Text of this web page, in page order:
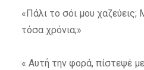
«Πάλι το σόι μου
τόσα χρόνια;»
« Αυτή την φορά, πίστεψέ